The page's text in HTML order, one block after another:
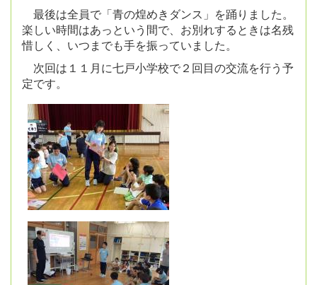
最後は全員で「青の煌めきダンス」を踊りました。
楽しい時間はあっという間で、お別れするときは名残
惜しく、いつまでも手を振っていました。
次回は１１月に七戸小学校で２回目の交流を行う予
定です。